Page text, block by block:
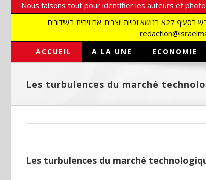
Nous faisons tout pour identifier les auteurs et
אנו עושים הכל כדי לזהות סופרים וצלמים על מנת לכבד את זכויותיהם. אנו מכבדים זכויות יוצרים ושואפים לאתר את בעלי הזכויות בתמונות המגיעות אלינו כנדרש בסעיף 27א בנושא זכויות יוצרים. אם זיהית בשידורים
ACCUEIL A LA UNE ECONOMIE
Les turbulences du marché
Les turbulences du marché